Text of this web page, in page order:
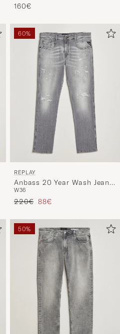
160€
60%
REPLAY
Anbass 20 Year Wash Jeans
Washed Grey
W36
Regulärer Preis
220€ Reduzierter Preis
88€
50%